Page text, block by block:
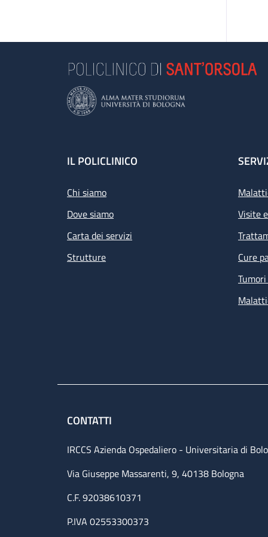
Footer
IL POLICLINICO
Chi siamo
Dove siamo
Carta dei servizi
Strutture
Visite
Cure
CONTATTI
IRCCS Azienda Ospedaliero - Universitaria di
Via Giuseppe Massarenti, 9, 40138 Bologna
C.F. 92038610371
P.IVA 02553300373